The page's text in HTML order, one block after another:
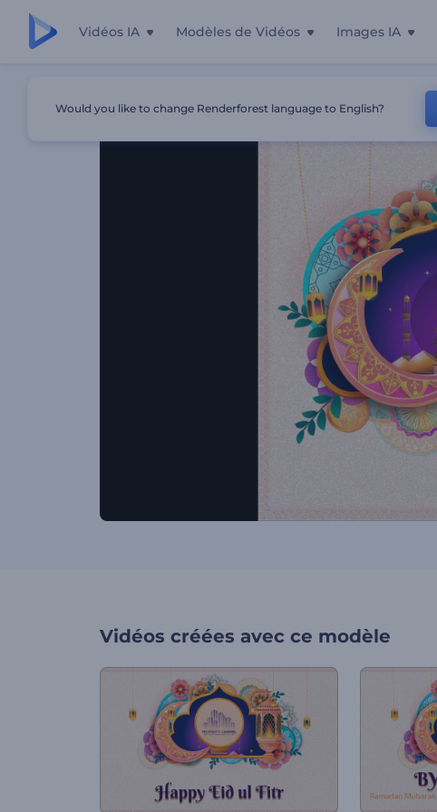
Vidéos IA Modèles de Vidéos Images IA
Vidéos créées avec ce modèle
Would you like to change Renderforest language to English?